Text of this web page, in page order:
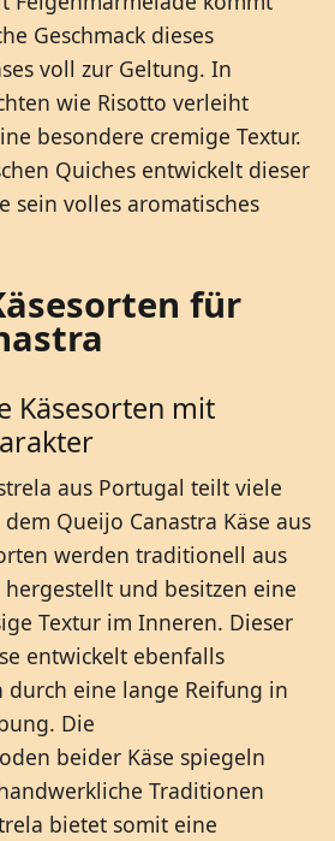
Geschmack dieses
voll zur Geltung. In
wie Risotto verleiht
besondere cremige Textur.
Quiches entwickelt dieser
sein volles aromatisches
für
Käsesorten mit
aus Portugal teilt viele
Queijo Canastra Käse aus
werden traditionell aus
und besitzen eine
Textur im Inneren. Dieser
entwickelt ebenfalls
durch eine lange Reifung in
Die
beider Käse spiegeln
Traditionen
bietet somit eine